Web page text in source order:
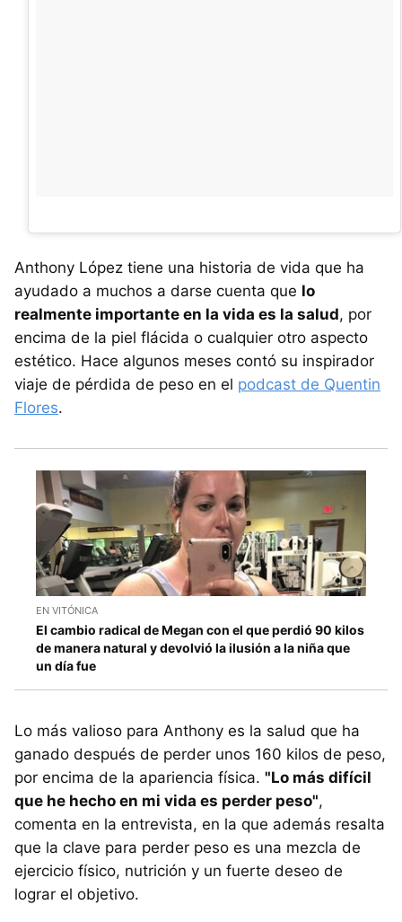
Anthony López tiene una historia de vida que ha
ayudado a muchos a darse cuenta que lo
realmente importante en la vida es la salud, por
encima de la piel flácida o cualquier otro aspecto
estético. Hace algunos meses contó su inspirador
viaje de pérdida de peso en el podcast de Quentin
Flores.
EN VITÓNICA
El cambio radical de Megan con el que perdió 90 kilos
de manera natural y devolvió la ilusión a la niña que
un día fue
Lo más valioso para Anthony es la salud que ha
ganado después de perder unos 160 kilos de peso,
por encima de la apariencia física. "Lo más difícil
que he hecho en mi vida es perder peso",
comenta en la entrevista, en la que además resalta
que la clave para perder peso es una mezcla de
ejercicio físico, nutrición y un fuerte deseo de
lograr el objetivo.